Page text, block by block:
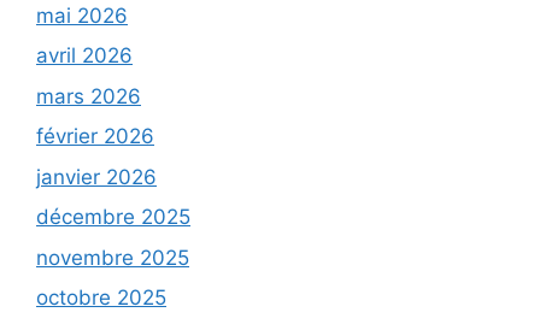
mai 2026
avril 2026
mars 2026
février 2026
janvier 2026
décembre 2025
novembre 2025
octobre 2025